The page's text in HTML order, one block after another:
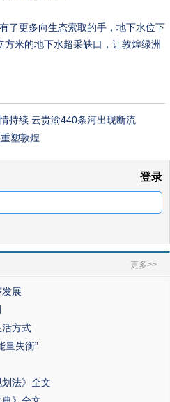
更多向生态索取的手，地下水位下
米的地下水超采缺口，让敦煌绿洲
持续 云贵渝440条河出现断流
塑敦煌
登录
更多>>
展
方式
量失衡”
划法》全文